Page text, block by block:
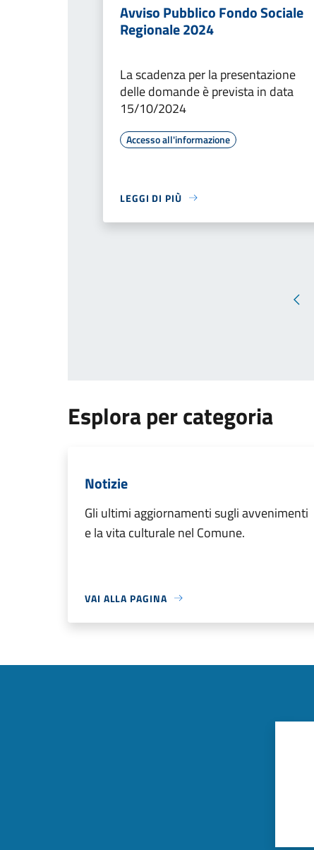
Avviso Pubblico Fondo Sociale
Regionale 2024
La scadenza per la presentazione
delle domande è prevista in data
15/10/2024
Accesso all'informazione
LEGGI DI PIÙ
Esplora per categoria
Notizie
Gli ultimi aggiornamenti sugli avvenimenti
e la vita culturale nel Comune.
VAI ALLA PAGINA